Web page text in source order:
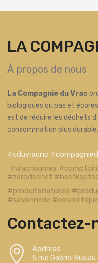
LA
À propos de nous
La Compagnie du Vrac
biologiques ou pas et
est de réduire les déchets
consommation plus durable.
#cduvracnc
#vracnoumea
#zerodechet
#produitsnaturels
#savonnerie
Contactez-
Address:
5 rue Gabriel Busiau